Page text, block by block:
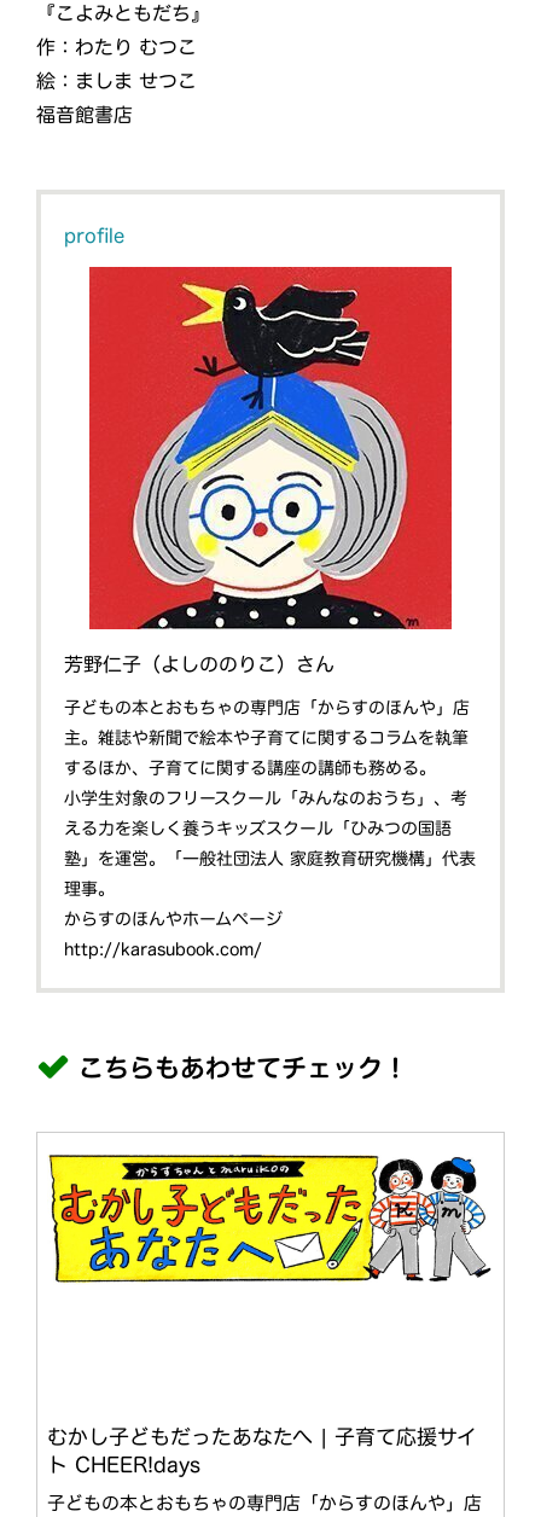
『こよみともだち』
作：わたり むつこ
絵：ましま せつこ
福音館書店
profile
芳野仁子（よしののりこ）さん
子どもの本とおもちゃの専門店「からすのほんや」店
主。雑誌や新聞で絵本や子育てに関するコラムを執筆
するほか、子育てに関する講座の講師も務める。
小学生対象のフリースクール「みんなのおうち」、考
える力を楽しく養うキッズスクール「ひみつの国語
塾」を運営。「一般社団法人 家庭教育研究機構」代表
理事。
からすのほんやホームページ
http://karasubook.com/
こちらもあわせてチェック！
むかし子どもだったあなたへ | 子育て応援サイ
ト CHEER!days
子どもの本とおもちゃの専門店「からすのほんや」店